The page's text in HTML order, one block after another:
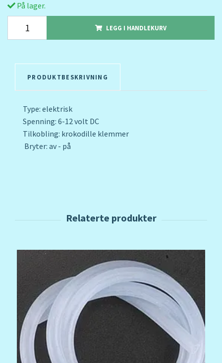
På lager.
LEGG I HANDLEKURV
PRODUKTBESKRIVNING
Type: elektrisk
Spenning: 6-12 volt DC
Tilkobling: krokodille klemmer
Bryter: av - på